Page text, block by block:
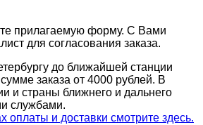
прилагаемую форму. С Вами
для согласования заказа.
до ближайшей станции
заказа от 4000 рублей. В
и страны ближнего и дальнего
службами.
оплаты и доставки смотрите здесь.